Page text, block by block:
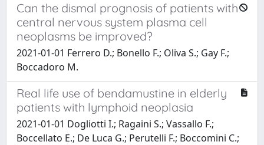
Can the dismal prognosis of patients with
central nervous system plasma cell
neoplasms be improved?
2021-01-01 Ferrero D.; Bonello F.; Oliva S.; Gay F.;
Boccadoro M.
Real life use of bendamustine in elderly
patients with lymphoid neoplasia
2021-01-01 Dogliotti I.; Ragaini S.; Vassallo F.;
Boccellato E.; De Luca G.; Perutelli F.; Boccomini C.;